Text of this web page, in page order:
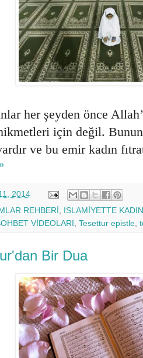
her şeyden önce
için değil.
ve bu emir kadın
2014
REHBERİ
ISLAMİYETTE KADIN
VİDEOLARI Tesettur epistle
Bir Dua